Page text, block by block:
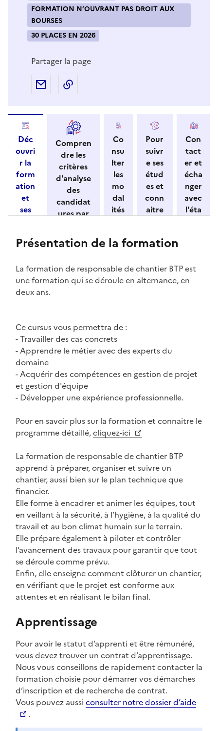
FORMATION N’OUVRANT PAS DROIT AUX
BOURSES
30 PLACES EN 2026
Partager la page
Partager par e-mail
Déc
ouvri
r la
form
ation
et
ses
stiqu
Compren
dre les
critères
d'analyse
des
candidat
ures par
ment
Co
nsu
lter
les
mo
dal
ités
ndi
ure
Pour
suivr
e ses
étud
es et
conn
aitre
uché
Con
tact
er et
écha
nger
avec
l'éta
Présentation de la formation
La formation de responsable de chantier BTP est
une formation qui se déroule en alternance, en
deux ans.
Ce cursus vous permettra de :
- Travailler des cas concrets
- Apprendre le métier avec des experts du
domaine
- Acquérir des compétences en gestion de projet
et gestion d'équipe
- Développer une expérience professionnelle.
Pour en savoir plus sur la formation et connaitre le
programme détaillé,cliquez-ici
La formation de responsable de chantier BTP
apprend à préparer, organiser et suivre un
chantier, aussi bien sur le plan technique que
financier.
Elle forme à encadrer et animer les équipes, tout
en veillant à la sécurité, à l’hygiène, à la qualité du
travail et au bon climat humain sur le terrain.
Elle prépare également à piloter et contrôler
l’avancement des travaux pour garantir que tout
se déroule comme prévu.
Enfin, elle enseigne comment clôturer un chantier,
en vérifiant que le projet est conforme aux
attentes et en réalisant le bilan final.
Apprentissage
Pour avoir le statut d’apprenti et être rémunéré,
vous devez trouver un contrat d’apprentissage.
Nous vous conseillons de rapidement contacter la
formation choisie pour démarrer vos démarches
d’inscription et de recherche de contrat.
Vous pouvez aussi consulter notre dossier d’aide
.